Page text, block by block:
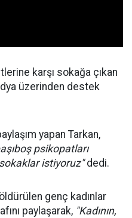
karşı sokağa çıkan
üzerinden destek
yapan Tarkan,
psikopatları
istiyoruz"dedi.
genç kadınlar
paylaşarak, "Kadının,